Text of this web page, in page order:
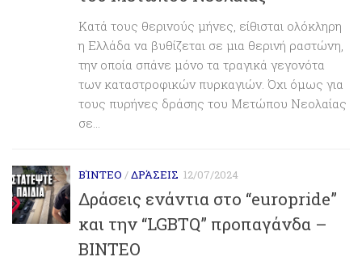
Κατά τους θερινούς μήνες, είθισται ολόκληρη
η Ελλάδα να βυθίζεται σε μια θερινή ραστώνη,
την οποία σπάνε μόνο τα τραγικά γεγονότα
των καταστροφικών πυρκαγιών. Όχι όμως για
τους πυρήνες δράσης του Μετώπου Νεολαίας
σε...
ΒΊΝΤΕΟ /ΔΡΆΣΕΙΣ 12/07/2024
Δράσεις ενάντια στο “europride”
και την “LGBTQ” προπαγάνδα –
ΒΙΝΤΕΟ